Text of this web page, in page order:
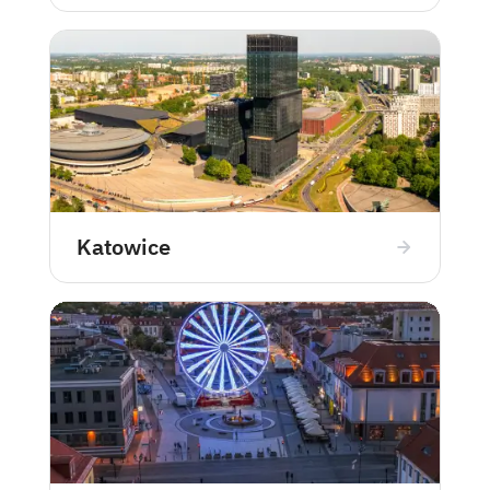
przygotowujące do ważnych egzaminów
językowych, opracowane z myślą o skutecznej
nauce i osiągnięciu wysokich wyników.
Wszystkie kursy odbywają się online, co
umożliwia elastyczne dopasowanie
harmonogramu nauki i naukę z dowolnego
miejsca, pod okiem doświadczonych lektorów i
native speakerów.
Katowice